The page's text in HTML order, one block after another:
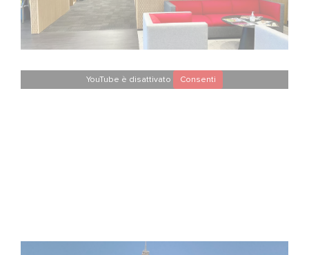
YouTube è disattivato Consenti